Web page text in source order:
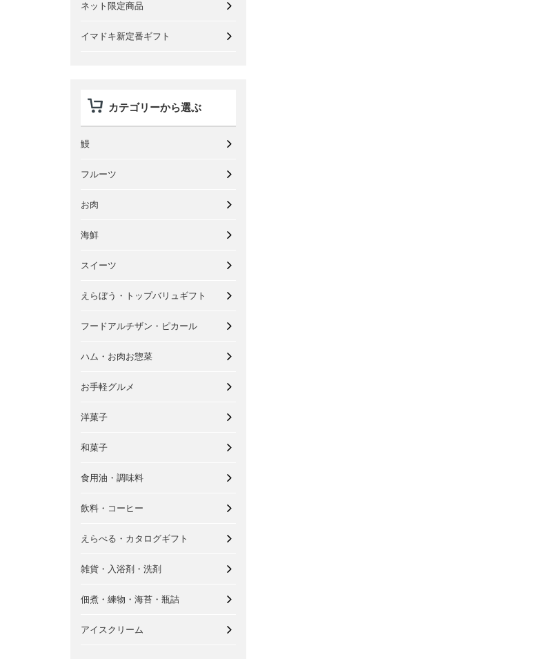
ネット限定商品
イマドキ新定番ギフト
カテゴリーから選ぶ
鰻
フルーツ
お肉
海鮮
スイーツ
えらぼう・トップバリュギフト
フードアルチザン・ピカール
ハム・お肉お惣菜
お手軽グルメ
洋菓子
和菓子
食用油・調味料
飲料・コーヒー
えらべる・カタログギフト
雑貨・入浴剤・洗剤
佃煮・練物・海苔・瓶詰
アイスクリーム